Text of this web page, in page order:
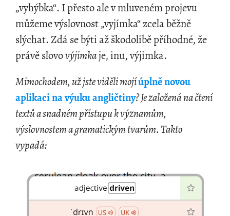
„vyhýbka“. I přesto ale v mluveném projevu
můžeme výslovnost „vyjímka“ zcela běžně
slýchat. Zdá se býti až škodolibě příhodné, že
právě slovovýjimkaje, inu, výjimka.
Mimochodem, už jste viděli mojíúplně novou
aplikaci na výuku angličtiny? Je založená na čtení
textů a snadném přístupu k významům,
výslovnostem a gramatickým tvarům. Takto
vypadá: